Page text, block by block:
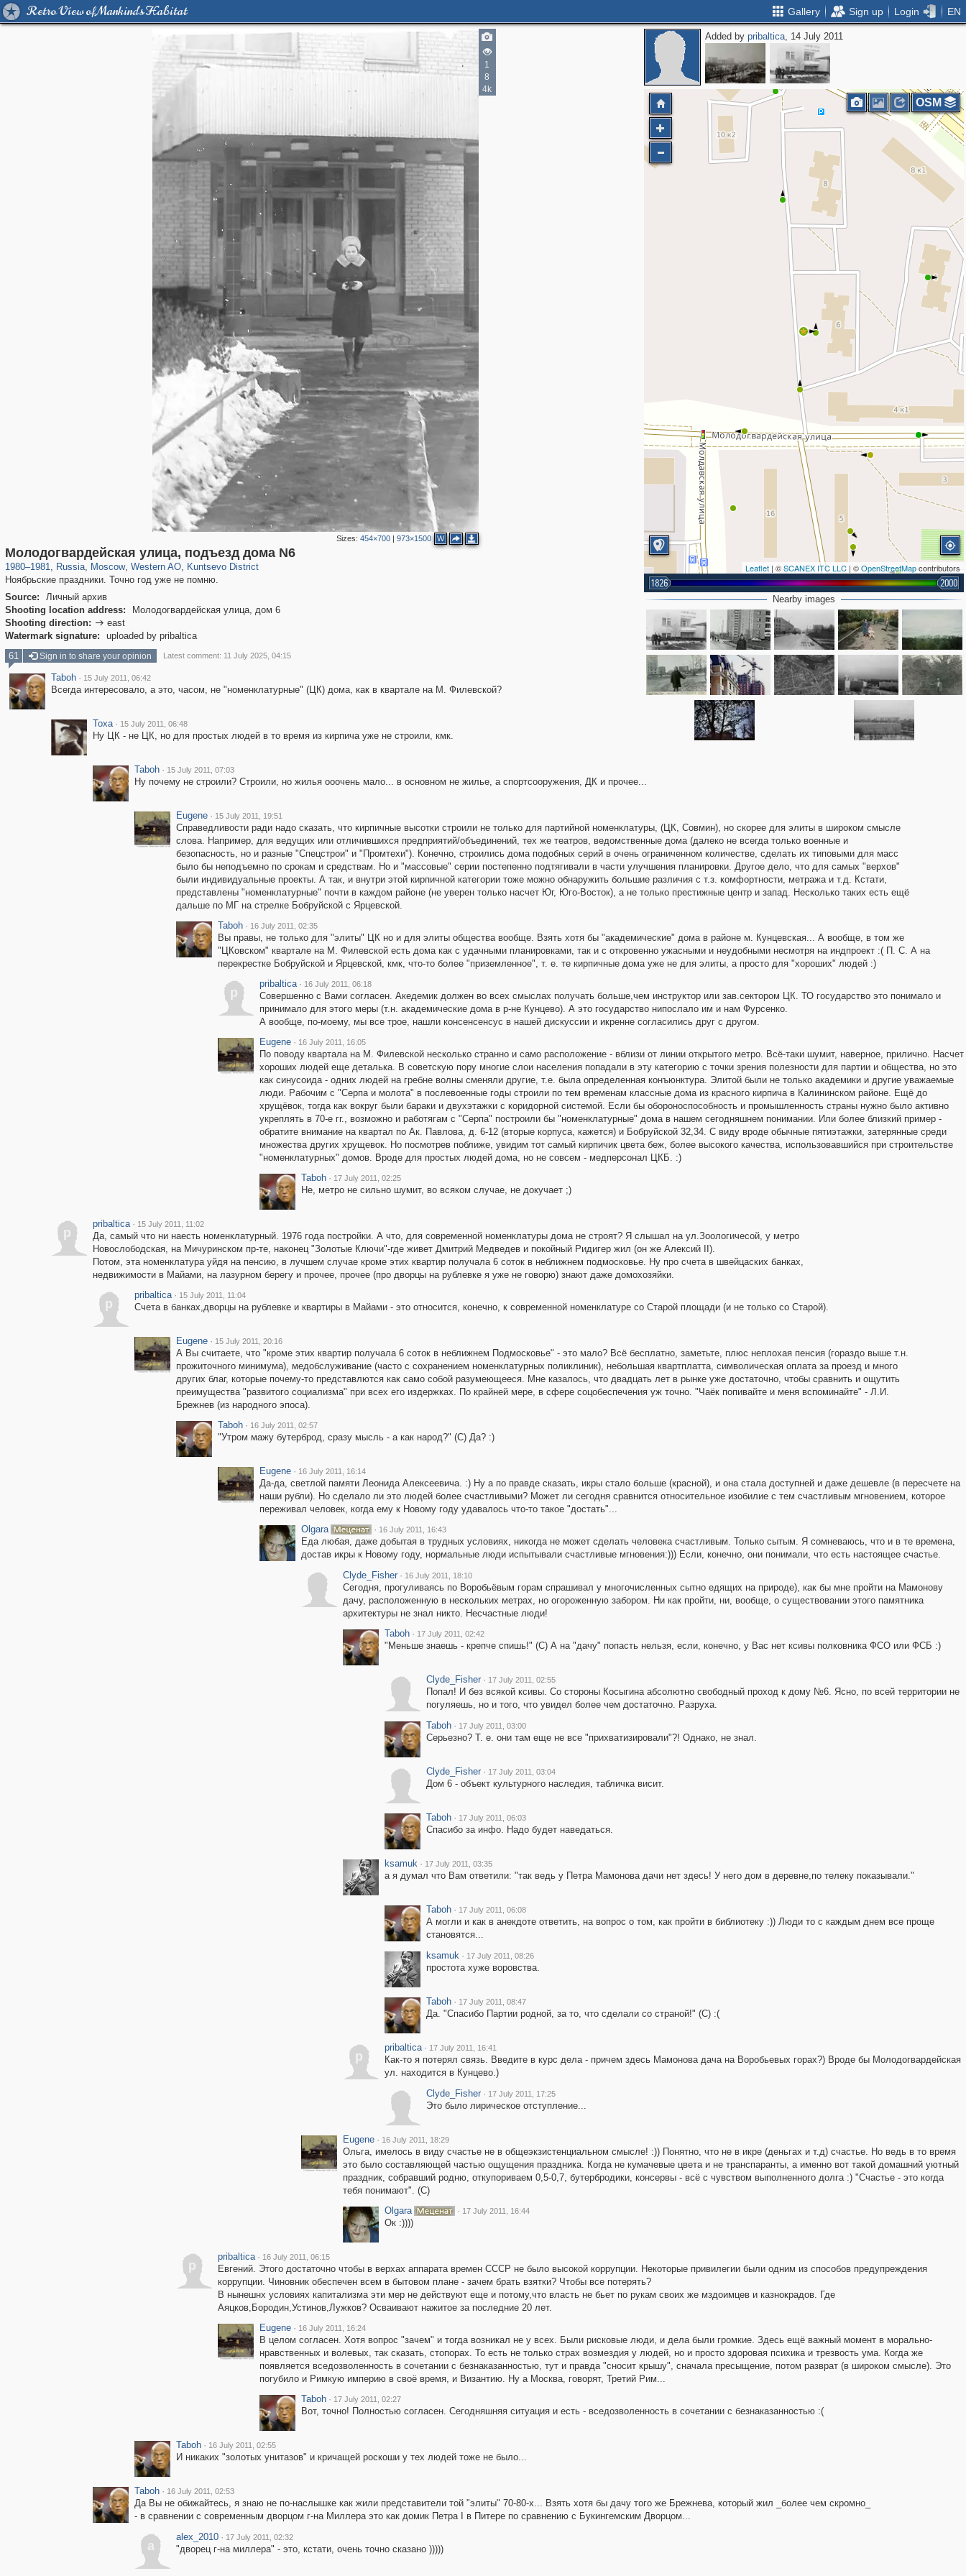
Retro View of Mankind's Habitat Gallery Sign up Login EN
1
8
4k
Sizes: 454×700| 973×1500 W
Молодогвардейская улица, подъезд дома N6
1980–1981, Russia
1,405,783 29,243
, Moscow
319,716 8,286
, Western AO
27,128 310
, Kuntsevo District
1,667 12
Ноябрьские праздники. Точно год уже не помню.
Source:
Личный архив
Shooting location address:
Молодогвардейская улица, дом 6
Shooting direction:  east
Watermark signature:
uploaded by pribaltica
Added bypribaltica, 14 July 2011
Leaflet | ©SCANEX ITC LLC | ©OpenStreetMapcontributors
1826 2000
OSM
Nearby images
61 Sign in to share your opinion Latest comment: 11 July 2025, 04:15
Taboh · 15 July 2011, 06:42
Всегда интересовало, а это, часом, не "номенклатурные" (ЦК) дома, как в квартале на М. Филевской?
Toxa · 15 July 2011, 06:48
Ну ЦК - не ЦК, но для простых людей в то время из кирпича уже не строили, кмк.
Taboh · 15 July 2011, 07:03
Ну почему не строили? Строили, но жилья ооочень мало... в основном не жилье, а спортсооружения, ДК и прочее...
Eugene · 15 July 2011, 19:51
Справедливости ради надо сказать, что кирпичные высотки строили не только для партийной номенклатуры, (ЦК, Совмин), но скорее для элиты в широком смысле
слова. Например, для ведущих или отличившихся предприятий/объединений, тех же театров, ведомственные дома (далеко не всегда только военные и
безопасность, но и разные "Спецстрои" и "Промтехи"). Конечно, строились дома подобных серий в очень ограниченном количестве, сделать их типовыми для масс
было бы неподъемно по срокам и средствам. Но и "массовые" серии постепенно подтягивали в части улучшения планировки. Другое дело, что для самых "верхов"
были индивидуальные проекты. А так, и внутри этой кирпичной категории тоже можно обнаружить большие различия с т.з. комфортности, метража и т.д. Кстати,
представлены "номенклатурные" почти в каждом районе (не уверен только насчет Юг, Юго-Восток), а не только престижные центр и запад. Несколько таких есть ещё
дальше по МГ на стрелке Бобруйской с Ярцевской.
Taboh · 16 July 2011, 02:35
Вы правы, не только для "элиты" ЦК но и для элиты общества вообще. Взять хотя бы "академические" дома в районе м. Кунцевская... А вообще, в том же
"ЦКовском" квартале на М. Филевской есть дома как с удачными планировками, так и с откровенно ужасными и неудобными несмотря на индпроект :( П. С. А на
перекрестке Бобруйской и Ярцевской, кмк, что-то более "приземленное", т. е. те кирпичные дома уже не для элиты, а просто для "хороших" людей :)
p
pribaltica · 16 July 2011, 06:18
Совершенно с Вами согласен. Акедемик должен во всех смыслах получать больше,чем инструктор или зав.сектором ЦК. ТО государство это понимало и
принимало для этого меры (т.н. академические дома в р-не Кунцево). А это государство нипослало им и нам Фурсенко.
А вообще, по-моему, мы все трое, нашли консенсенсус в нашей дискуссии и икренне согласились друг с другом.
Eugene · 16 July 2011, 16:05
По поводу квартала на М. Филевской несколько странно и само расположение - вблизи от линии открытого метро. Всё-таки шумит, наверное, прилично. Насчет
хороших людей еще деталька. В советскую пору многие слои населения попадали в эту категорию с точки зрения полезности для партии и общества, но это
как синусоида - одних людей на гребне волны сменяли другие, т.е. была определенная конъюнктура. Элитой были не только академики и другие уважаемые
люди. Рабочим с "Серпа и молота" в послевоенные годы строили по тем временам классные дома из красного кирпича в Калининском районе. Ещё до
хрущёвок, тогда как вокруг были бараки и двухэтажки с коридорной системой. Если бы обороноспособность и промышленность страны нужно было активно
укреплять в 70-е гг., возможно и работягам с "Серпа" построили бы "номенклатурные" дома в нашем сегодняшнем понимании. Или более близкий пример -
обратите внимание на квартал по Ак. Павлова, д. 6-12 (вторые корпуса, кажется) и Бобруйской 32,34. С виду вроде обычные пятиэтажки, затерянные среди
множества других хрущевок. Но посмотрев поближе, увидим тот самый кирпичик цвета беж, более высокого качества, использовавшийся при строительстве
"номенклатурных" домов. Вроде для простых людей дома, но не совсем - медперсонал ЦКБ. :)
Taboh · 17 July 2011, 02:25
Не, метро не сильно шумит, во всяком случае, не докучает ;)
p
pribaltica · 15 July 2011, 11:02
Да, самый что ни наесть номенклатурный. 1976 года постройки. А что, для современной номенклатуры дома не строят? Я слышал на ул.Зоологичесой, у метро
Новослободская, на Мичуринском пр-те, наконец "Золотые Ключи"-где живет Дмитрий Медведев и покойный Ридигер жил (он же Алексий II).
Потом, эта номенклатура уйдя на пенсию, в лучшем случае кроме этих квартир получала 6 соток в неближнем подмосковье. Ну про счета в швейцаских банках,
недвижимости в Майами, на лазурном берегу и прочее, прочее (про дворцы на рублевке я уже не говорю) знают даже домохозяйки.
p
pribaltica · 15 July 2011, 11:04
Счета в банках,дворцы на рублевке и квартиры в Майами - это относится, конечно, к современной номенклатуре со Старой площади (и не только со Старой).
Eugene · 15 July 2011, 20:16
А Вы считаете, что "кроме этих квартир получала 6 соток в неближнем Подмосковье" - это мало? Всё бесплатно, заметьте, плюс неплохая пенсия (гораздо выше т.н.
прожиточного минимума), медобслуживание (часто с сохранением номенклатурных поликлиник), небольшая квартплатта, символическая оплата за проезд и много
других благ, которые почему-то представлются как само собой разумеющееся. Мне казалось, что двадцать лет в рынке уже достаточно, чтобы сравнить и ощутить
преимущества "развитого социализма" при всех его издержках. По крайней мере, в сфере соцобеспечения уж точно. "Чаёк попивайте и меня вспоминайте" - Л.И.
Брежнев (из народного эпоса).
Taboh · 16 July 2011, 02:57
"Утром мажу бутерброд, сразу мысль - а как народ?" (С) Да? :)
Eugene · 16 July 2011, 16:14
Да-да, светлой памяти Леонида Алексеевича. :) Ну а по правде сказать, икры стало больше (красной), и она стала доступней и даже дешевле (в пересчете на
наши рубли). Но сделало ли это людей более счастливыми? Может ли сегодня сравнится относительное изобилие с тем счастливым мгновением, которое
переживал человек, когда ему к Новому году удавалось что-то такое "достать"...
Olgara
· 16 July 2011, 16:43
Еда любая, даже добытая в трудных условиях, никогда не может сделать человека счастливым. Только сытым. Я сомневаюсь, что и в те времена,
достав икры к Новому году, нормальные люди испытывали счастливые мгновения:))) Если, конечно, они понимали, что есть настоящее счастье.
Clyde_Fisher · 16 July 2011, 18:10
Сегодня, прогуливаясь по Воробьёвым горам спрашивал у многочисленных сытно едящих на природе), как бы мне пройти на Мамонову
дачу, расположенную в нескольких метрах, но огороженную забором. Ни как пройти, ни, вообще, о существовании этого памятника
архитектуры не знал никто. Несчастные люди!
Taboh · 17 July 2011, 02:42
"Меньше знаешь - крепче спишь!" (С) А на "дачу" попасть нельзя, если, конечно, у Вас нет ксивы полковника ФСО или ФСБ :)
Clyde_Fisher · 17 July 2011, 02:55
Попал! И без всякой ксивы. Со стороны Косыгина абсолютно свободный проход к дому №6. Ясно, по всей территории не
погуляешь, но и того, что увидел более чем достаточно. Разруха.
Taboh · 17 July 2011, 03:00
Серьезно? Т. е. они там еще не все "прихватизировали"?! Однако, не знал.
Clyde_Fisher · 17 July 2011, 03:04
Дом 6 - объект культурного наследия, табличка висит.
Taboh · 17 July 2011, 06:03
Спасибо за инфо. Надо будет наведаться.
ksamuk · 17 July 2011, 03:35
а я думал что Вам ответили: "так ведь у Петра Мамонова дачи нет здесь! У него дом в деревне,по телеку показывали."
Taboh · 17 July 2011, 06:08
А могли и как в анекдоте ответить, на вопрос о том, как пройти в библиотеку :)) Люди то с каждым днем все проще
становятся...
ksamuk · 17 July 2011, 08:26
простота хуже воровства.
Taboh · 17 July 2011, 08:47
Да. "Спасибо Партии родной, за то, что сделали со страной!" (С) :(
p
pribaltica · 17 July 2011, 16:41
Как-то я потерял связь. Введите в курс дела - причем здесь Мамонова дача на Воробьевых горах?) Вроде бы Молодогвардейская
ул. находится в Кунцево.)
Clyde_Fisher · 17 July 2011, 17:25
Это было лирическое отступление...
Eugene · 16 July 2011, 18:29
Ольга, имелось в виду счастье не в общеэкзистенциальном смысле! :)) Понятно, что не в икре (деньгах и т.д) счастье. Но ведь в то время
это было составляющей частью ощущения праздника. Когда не кумачевые цвета и не транспаранты, а именно вот такой домашний уютный
праздник, собравший родню, откупориваем 0,5-0,7, бутербродики, консервы - всё с чувством выполненного долга :) "Счастье - это когда
тебя понимают". (С)
Olgara
· 17 July 2011, 16:44
Ок :))))
p
pribaltica · 16 July 2011, 06:15
Евгений. Этого достаточно чтобы в верхах аппарата времен СССР не было высокой коррупции. Некоторые привилегии были одним из способов предупреждения
коррупции. Чиновник обеспечен всем в бытовом плане - зачем брать взятки? Чтобы все потерять?
В нынешнх условиях капитализма эти мер не действуют еще и потому,что власть не бьет по рукам своих же мздоимцев и казнокрадов. Где
Аяцков,Бородин,Устинов,Лужков? Осваивают нажитое за последние 20 лет.
Eugene · 16 July 2011, 16:24
В целом согласен. Хотя вопрос "зачем" и тогда возникал не у всех. Были рисковые люди, и дела были громкие. Здесь ещё важный момент в морально-
нравственных и волевых, так сказать, стопорах. То есть не только страх возмездия у людей, но и просто здоровая психика и трезвость ума. Когда же
появляется вседозволенность в сочетании с безнаказанностью, тут и правда "сносит крышу", сначала пресыщение, потом разврат (в широком смысле). Это
погубило и Римкую империю в своё время, и Византию. Ну а Москва, говорят, Третий Рим...
Taboh · 17 July 2011, 02:27
Вот, точно! Полностью согласен. Сегодняшняя ситуация и есть - вседозволенность в сочетании с безнаказанностью :(
Taboh · 16 July 2011, 02:55
И никаких "золотых унитазов" и кричащей роскоши у тех людей тоже не было...
Taboh · 16 July 2011, 02:53
Да Вы не обижайтесь, я знаю не по-наслышке как жили представители той "элиты" 70-80-х... Взять хотя бы дачу того же Брежнева, который жил _более чем скромно_
- в сравнении с современным дворцом г-на Миллера это как домик Петра I в Питере по сравнению с Букингемским Дворцом...
a
alex_2010 · 17 July 2011, 02:32
"дворец г-на миллера" - это, кстати, очень точно сказано )))))